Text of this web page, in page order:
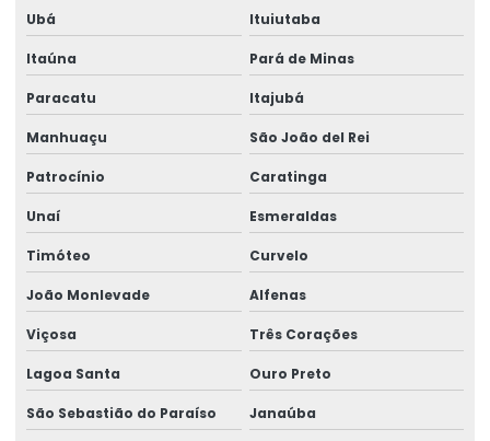
Impressora De Etiquetas Zebra
Impressora Etiqueta Termica
Impressora Etiqueta Zebra
Impressora Termica
Impressora Térmica De Etiquetas
Impressora Térmica Etiqueta
Impressora Termica Zebra
Impressora Zebra
Ubá Ituiutaba
Itaúna Pará de Minas
Paracatu Itajubá
Manhuaçu São João del Rei
Patrocínio Caratinga
Unaí Esmeraldas
Timóteo Curvelo
João Monlevade Alfenas
Viçosa Três Corações
Lagoa Santa Ouro Preto
São Sebastião do Paraíso Janaúba